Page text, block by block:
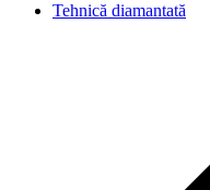
Tehnică diamantată